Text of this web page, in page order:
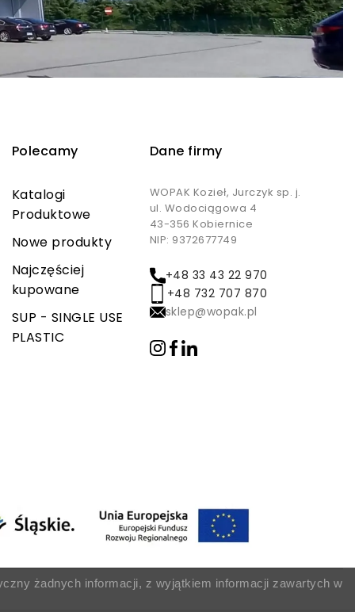
Dane firmy
WOPAK Kozieł, Jurczyk sp. j.
ul. Wodociągowa 4
43-356 Kobiernice
NIP: 9372677749
+48 33 43 22 970
+48 732 707 870
sklep@wopak.pl
Polecamy
Katalogi
Produktowe
Nowe produkty
Najczęściej
kupowane
SUP - SINGLE USE
PLASTIC
żadnych informacji, z wyjątkiem informacji zawartych w